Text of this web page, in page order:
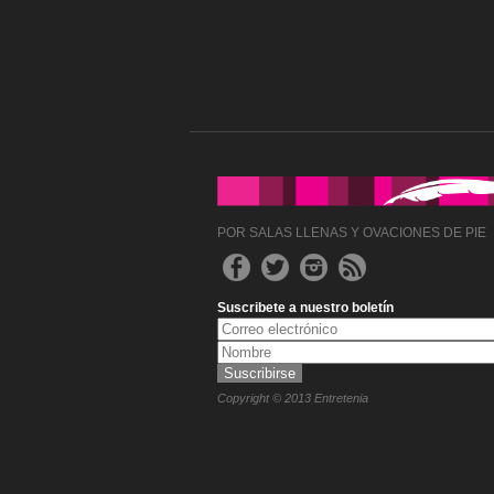
POR SALAS LLENAS Y OVACIONES DE PIE
Suscribete a nuestro boletín
Copyright © 2013 Entretenia